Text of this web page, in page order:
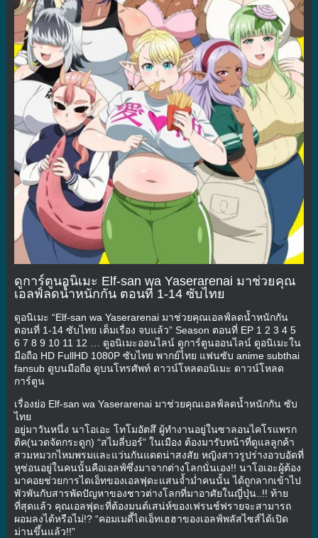
ดูการ์ตูนอนิเมะ Elf-san wa Yaserarenai มาช่วยคุณ
เอลฟ์ลดน้ำหนักกัน ตอนที่ 1-14 ซับไทย
ดูอนิเมะ “Elf-san wa Yaserarenai มาช่วยคุณเอลฟ์ลดน้ำหนักกัน
ตอนที่ 1-14 ซับไทย เต็มเรื่อง จบแล้ว” Season ตอนที่ EP 1 2 3 4 5
6 7 8 9 10 11 12 … ดูอนิเมะออนไลน์ ดูการ์ตูนออนไลน์ ดูอนิเมะใน
มือถือ HD FullHD 1080P ซับไทย พากย์ไทย แฟนซับ anime subthai
fansub ดูบนมือถือ ดูบนโทรศัพท์ ดาวน์โหลดอนิเมะ ดาวน์โหลด
การ์ตูน
เรื่องย่อ Elf-san wa Yaserarenai มาช่วยคุณเอลฟ์ลดน้ำหนักกัน ซับ
ไทย
อยู่มาวันหนึ่ง นาโอเอะ โทโมอัตสึ ผู้ทำงานอยู่ในซาลอนไคโรแพรก
ติค(นวดจัดกระดูก) “สไมลี่บอร์” ในเมือง ต้องมารับหน้าที่ดูแลลูกค้า
สวมหมวกไหมพรมและแว่นกันแดดน่าสงสัย หญิงสาวรูปร่างอวบอัดที่
หูซ่อนอยู่ในคนนั้นคือเอลฟ์ซึ่งมาจากต่างโลกนั่นเอง!! นาโอเอะผู้ต้อง
มาคอยช่วยการไดเอ็ทของเอลฟุดะแสนจ้ำม่ำคนนั้น ได้ถูกลากเข้าไป
พัวพันกับสารพัดปัญหาของชาวต่างโลกที่มาอาศัยในญี่ปุ่น..!! ท้าย
ที่สุดแล้ว คุณเอลฟุดะที่ต้องมนต์เสน่ห์ของเฟรนช์ฟรายจะสามารถ
ผอมลงได้หรือไม่!? “คอมเมดี้ไดเอ็ทเฮฮาของเอลฟ์พลัสไซส์ได้เปิด
ม่านขึ้นแล้ว!!”